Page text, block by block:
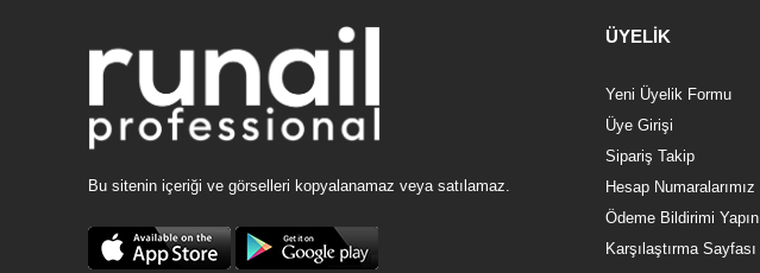
Bu sitenin içeriği ve görselleri kopyalanamaz veya satılamaz.
ÜYELİK
Yeni Üyelik Formu
Üye Girişi
Sipariş Takip
Hesap Numaralarımız
Ödeme Bildirimi Yapın
Karşılaştırma Sayfası